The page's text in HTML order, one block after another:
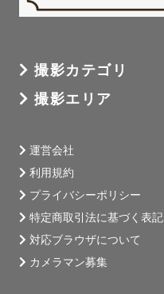
撮影カテゴリ
撮影エリア
運営会社
利用規約
プライバシーポリシー
特定商取引法に基づく表記
対応ブラウザについて
カメラマン募集